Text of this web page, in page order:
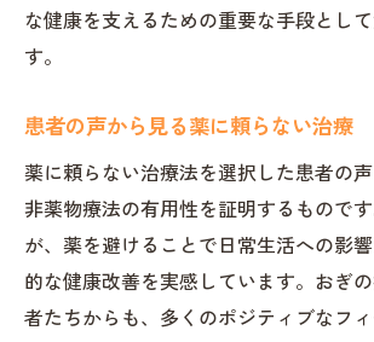
な健康を支えるための重要な手段とし
す。
患者の声から見る薬に頼らない治療
薬に頼らない治療法を選択した患者の
非薬物療法の有用性を証明するもので
が、薬を避けることで日常生活への影
的な健康改善を実感しています。おぎ
者たちからも、多くのポジティブなフ